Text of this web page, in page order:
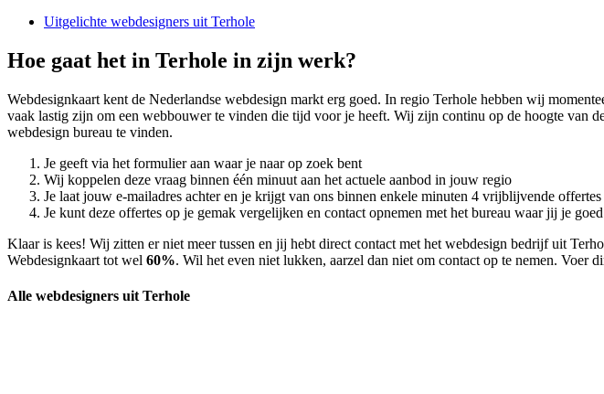
Uitgelichte webdesigners uit Terhole
Hoe gaat het in Terhole in zijn werk?
Webdesignkaart kent de Nederlandse webdesign markt erg goed. In regio Terhole hebben wij
vaak lastig zijn om een webbouwer te vinden die tijd voor je heeft. Wij zijn continu op de hoogte van
webdesign bureau te vinden.
Je geeft via het formulier aan waar je naar op zoek bent
Wij koppelen deze vraag binnen één minuut aan het actuele aanbod in jouw regio
Je laat jouw e-mailadres achter en je krijgt van ons binnen enkele minuten 4 vrijblijvende
Je kunt deze offertes op je gemak vergelijken en contact opnemen met het bureau waar jij je
Klaar is kees! Wij zitten er niet meer tussen en jij hebt direct contact met het webdesign bedrijf uit
Webdesignkaart tot wel 60%. Wil het even niet lukken, aarzel dan niet om contact op te nemen. Voer
Alle webdesigners uit Terhole